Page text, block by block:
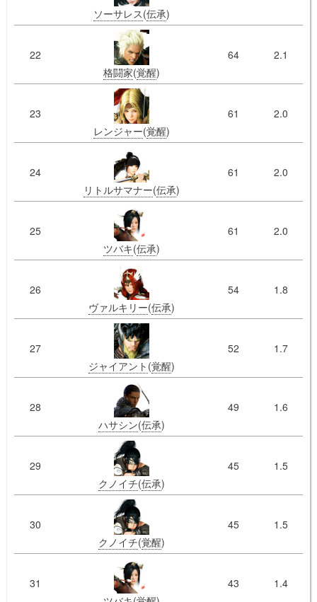
ソーサレス(伝承)
22
格闘家(覚醒)
64 2.1
23
レンジャー(覚醒)
61 2.0
24
リトルサマナー(伝承)
61 2.0
25
ツバキ(伝承)
61 2.0
26
ヴァルキリー(伝承)
54 1.8
27
ジャイアント (覚醒)
52 1.7
28
ハサシン(伝承)
49 1.6
29
クノイチ(伝承)
45 1.5
30
クノイチ(覚醒)
45 1.5
31
43 1.4